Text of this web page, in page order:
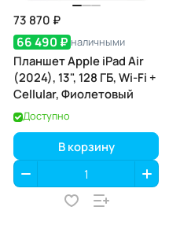
73 870 ₽
66 490 ₽ наличными
Планшет Apple iPad Air
(2024), 13", 128 ГБ, Wi-Fi +
Cellular, Фиолетовый
Доступно
В корзину